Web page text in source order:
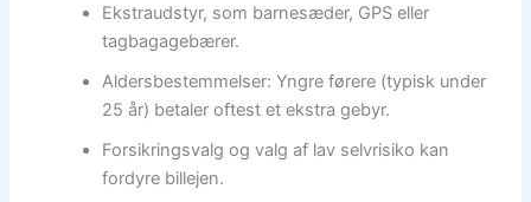
Ekstraudstyr, som barnesæder, GPS eller
tagbagagebærer.
Aldersbestemmelser: Yngre førere (typisk under
25 år) betaler oftest et ekstra gebyr.
Forsikringsvalg og valg af lav selvrisiko kan
fordyre billejen.